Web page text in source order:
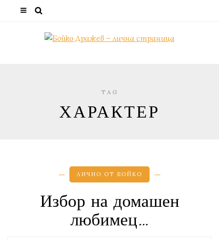
TAG
ХАРАКТЕР
ЛИЧНО ОТ БОЙКО
Избор на домашен
любимец…